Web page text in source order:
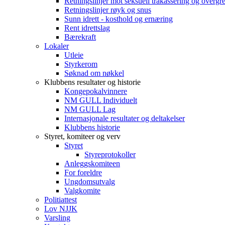
Retningslinjer røyk og snus
Sunn idrett - kosthold og ernæring
Rent idrettslag
Bærekraft
Lokaler
Utleie
Styrkerom
Søknad om nøkkel
Klubbens resultater og historie
Kongepokalvinnere
NM GULL Individuelt
NM GULL Lag
Internasjonale resultater og deltakelser
Klubbens historie
Styret, komiteer og verv
Styret
Styreprotokoller
Anleggskomiteen
For foreldre
Ungdomsutvalg
Valgkomite
Politiattest
Lov NJJK
Varsling